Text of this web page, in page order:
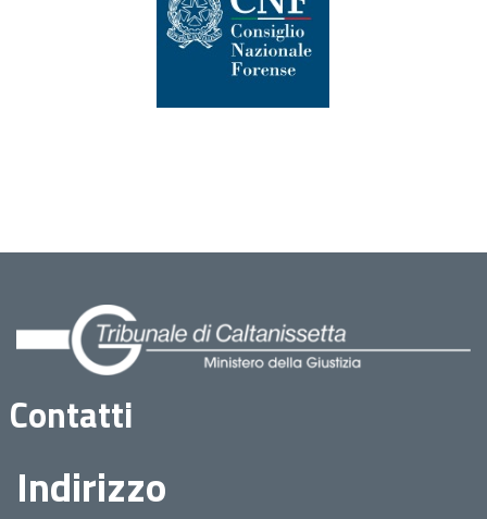
Contatti
Indirizzo